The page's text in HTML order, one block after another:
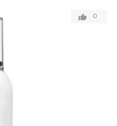
0